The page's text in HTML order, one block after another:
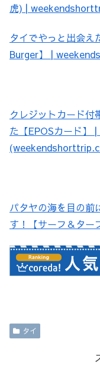
虎) |
タイでやっと出会え
Burger】 |
クレジットカード付
た【EPOSカード】
パタヤの海を目の前
す！【サーフ＆タ
タイ